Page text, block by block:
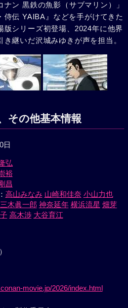
ン 黒鉄の魚影（サブマリン）」
侍伝 YAIBA』などを手がけてきた
版シリーズ初登場、2024年に他界
継いだ沢城みゆきが声を担当。
その他基本情報
日
弘
裕
昌
：高山みなみ 山崎和佳奈 小山力也
三木眞一郎 神奈延年 横浜流星 畑芽
高木渉 大谷育江
movie.jp/2026/index.html